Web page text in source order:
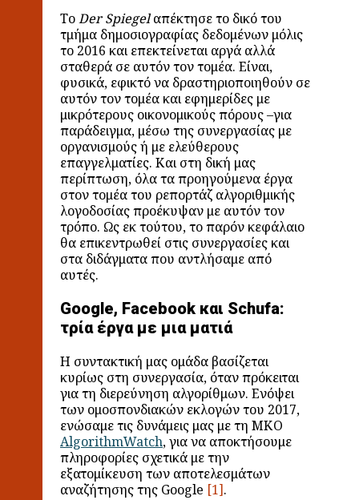
ΤοDer Spiegelαπέκτησε το δικό του
τμήμα δημοσιογραφίας δεδομένων μόλις
το 2016 και επεκτείνεται αργά αλλά
σταθερά σε αυτόν τον τομέα. Είναι,
φυσικά, εφικτό να δραστηριοποιηθούν σε
αυτόν τον τομέα και εφημερίδες με
μικρότερους οικονομικούς πόρους –για
παράδειγμα, μέσω της συνεργασίας με
οργανισμούς ή με ελεύθερους
επαγγελματίες. Και στη δική μας
περίπτωση, όλα τα προηγούμενα έργα
στον τομέα του ρεπορτάζ αλγοριθμικής
λογοδοσίας προέκυψαν με αυτόν τον
τρόπο. Ως εκ τούτου, το παρόν κεφάλαιο
θα επικεντρωθεί στις συνεργασίες και
στα διδάγματα που αντλήσαμε από
αυτές.
Google, Facebook και Schufa:
τρία έργα με μια ματιά
Η συντακτική μας ομάδα βασίζεται
κυρίως στη συνεργασία, όταν πρόκειται
για τη διερεύνηση αλγορίθμων. Ενόψει
των ομοσπονδιακών εκλογών του 2017,
ενώσαμε τις δυνάμεις μας με τη ΜΚΟ
AlgorithmWatch, για να αποκτήσουμε
πληροφορίες σχετικά με την
εξατομίκευση των αποτελεσμάτων
αναζήτησης της Google
.